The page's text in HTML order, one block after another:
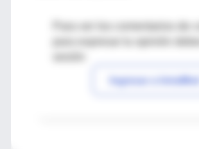
Para ver los comentarios de
Ingresar a IntraMed